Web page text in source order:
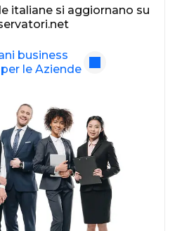
italiane si aggiornano su
business
le Aziende